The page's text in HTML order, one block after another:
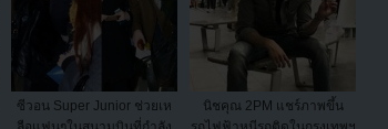
ซีวอน Super Junior ช่วยเห
นิชคุณ 2PM แชร์ภาพขึ้น